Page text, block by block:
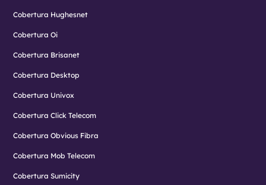
Cobertura Hughesnet
Cobertura Oi
Cobertura Brisanet
Cobertura Desktop
Cobertura Univox
Cobertura Click Telecom
Cobertura Obvious Fibra
Cobertura Mob Telecom
Cobertura Sumicity